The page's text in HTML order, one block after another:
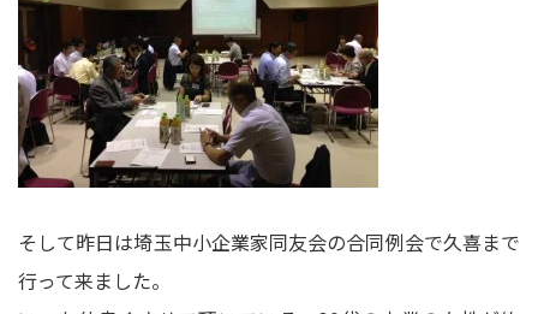
そして昨日は埼玉中小企業家同友会の合同例会で久喜まで
行って来ました。